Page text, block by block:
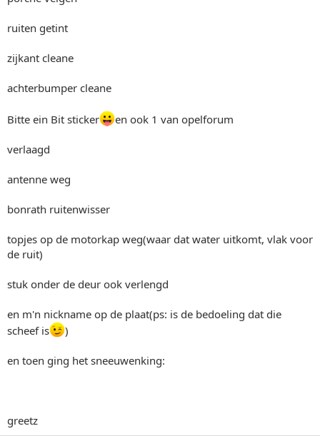
ruiten getint
zijkant cleane
achterbumper cleane
Bitte ein Bit sticker en ook 1 van opelforum
verlaagd
antenne weg
bonrath ruitenwisser
topjes op de motorkap weg(waar dat water uitkomt, vlak voor
de ruit)
stuk onder de deur ook verlengd
en m'n nickname op de plaat(ps: is de bedoeling dat die
scheef is
)
en toen ging het sneeuwenking:
greetz